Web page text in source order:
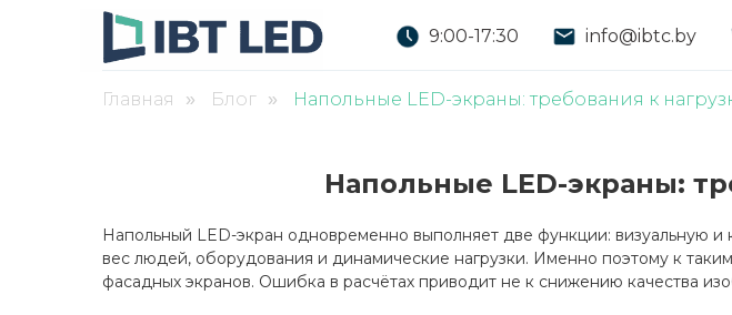
info@ibtc.by
9:00-17:30
Главная » Блог » Напольные LED-экраны: требования к
Напольный LED-экран одновременно выполняет две функции: визуальную
вес людей, оборудования и динамические нагрузки. Именно поэтому к
фасадных экранов. Ошибка в расчётах приводит не к снижению качества
Напольные LED-экраны: